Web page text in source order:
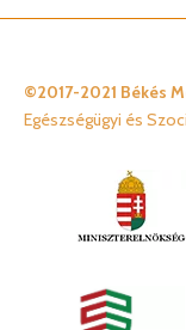
©2017-2021 Békés
Egészségügyi és